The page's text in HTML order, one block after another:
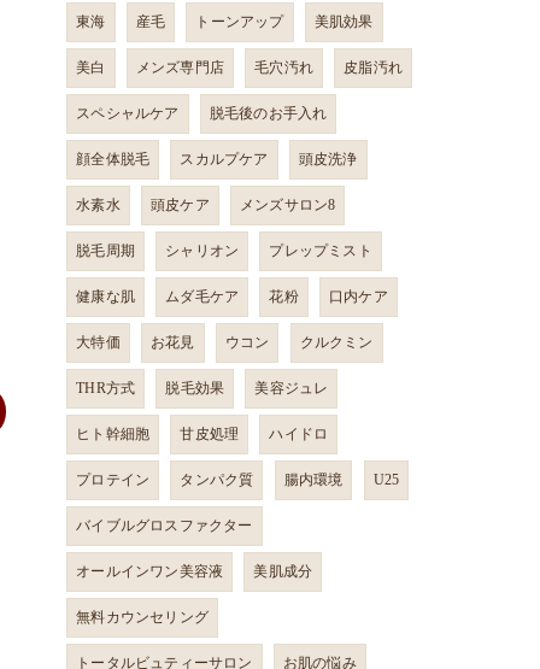
東海 産毛 トーンアップ 美肌効果
美白 メンズ専門店 毛穴汚れ 皮脂汚れ
スペシャルケア 脱毛後のお手入れ
顔全体脱毛 スカルプケア 頭皮洗浄
水素水 頭皮ケア メンズサロン8
脱毛周期 シャリオン プレップミスト
健康な肌 ムダ毛ケア 花粉 口内ケア
大特価 お花見 ウコン クルクミン
THR方式 脱毛効果 美容ジュレ
ヒト幹細胞 甘皮処理 ハイドロ
プロテイン タンパク質 腸内環境 U25
バイブルグロスファクター
オールインワン美容液 美肌成分
無料カウンセリング
トータルビュティーサロン お肌の悩み